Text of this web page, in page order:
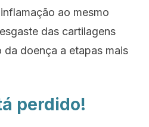
ao mesmo
das cartilagens
doença a etapas mais
perdido!